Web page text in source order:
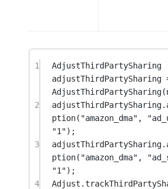
1
AdjustThirdPartySharing
adjustThirdPartySharing
AdjustThirdPartySharing(
2
adjustThirdPartySharing.
ption( "amazon_dma" ,
"1");
3
adjustThirdPartySharing.
ption( "amazon_dma" ,
"1");
4
Adjust.